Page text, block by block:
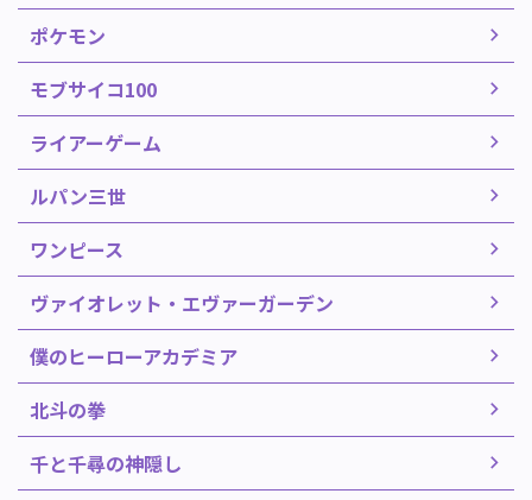
ポケモン
モブサイコ100
ライアーゲーム
ルパン三世
ワンピース
ヴァイオレット・エヴァーガーデン
僕のヒーローアカデミア
北斗の拳
千と千尋の神隠し